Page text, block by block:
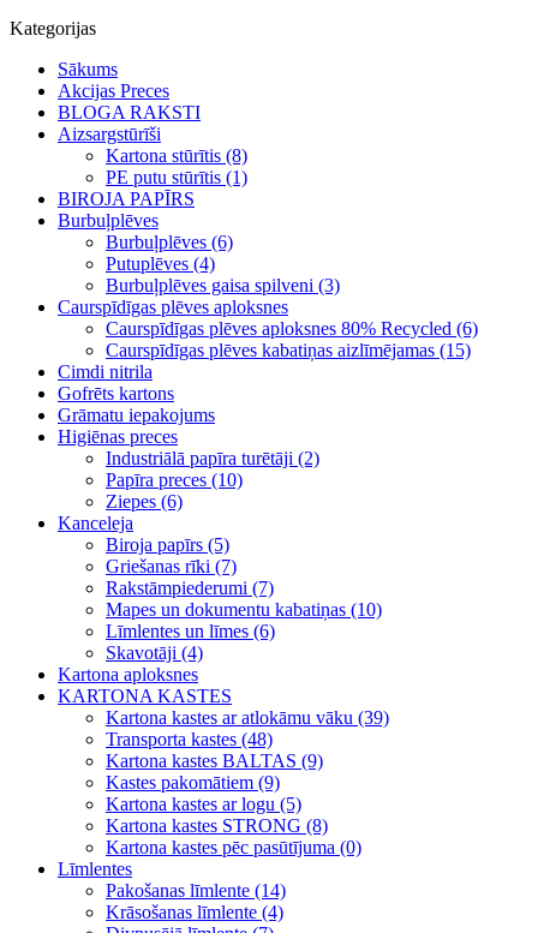
Kategorijas
Sākums
Akcijas Preces
BLOGA RAKSTI
Aizsargstūrīši
Kartona stūrītis (8)
PE putu stūrītis (1)
BIROJA PAPĪRS
Burbuļplēves
Burbuļplēves (6)
Putuplēves (4)
Burbuļplēves gaisa spilveni (3)
Caurspīdīgas plēves aploksnes
Caurspīdīgas plēves aploksnes 80% Recycled (6)
Caurspīdīgas plēves kabatiņas aizlīmējamas (15)
Cimdi nitrila
Gofrēts kartons
Grāmatu iepakojums
Higiēnas preces
Industriālā papīra turētāji (2)
Papīra preces (10)
Ziepes (6)
Kanceleja
Biroja papīrs (5)
Griešanas rīki (7)
Rakstāmpiederumi (7)
Mapes un dokumentu kabatiņas (10)
Līmlentes un līmes (6)
Skavotāji (4)
Kartona aploksnes
KARTONA KASTES
Kartona kastes ar atlokāmu vāku (39)
Transporta kastes (48)
Kartona kastes BALTAS (9)
Kastes pakomātiem (9)
Kartona kastes ar logu (5)
Kartona kastes STRONG (8)
Kartona kastes pēc pasūtījuma (0)
Līmlentes
Pakošanas līmlente (14)
Krāsošanas līmlente (4)